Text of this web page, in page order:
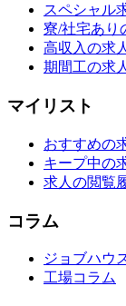
スペシャル
寮/社宅あり
高収入の求
期間工の求
マイリスト
おすすめの
キープ中の
求人の閲覧
コラム
ジョブハウ
工場コラム